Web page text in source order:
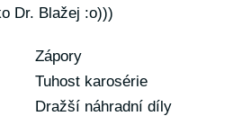
Dr. Blažej :o)))
Zápory
Tuhost karosérie
Dražší náhradní díly